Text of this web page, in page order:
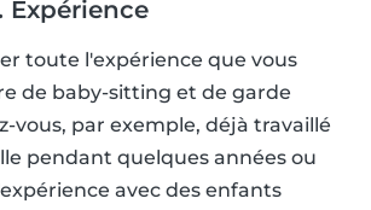
Expérience
toute l'expérience que vous
de baby-sitting et de garde
vous, par exemple, déjà travaillé
pendant quelques années ou
avec des enfants